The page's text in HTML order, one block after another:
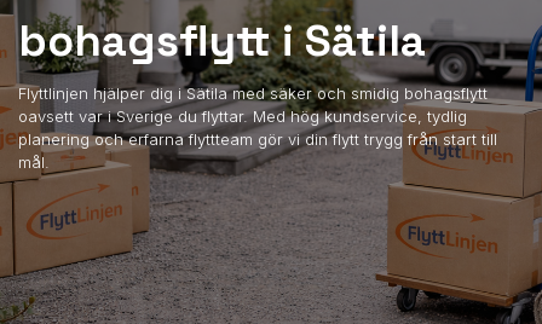
bohagsflytt i Sätila
Flyttlinjen hjälper dig i Sätila med säker och smidig bohagsflytt
oavsett var i Sverige du flyttar. Med hög kundservice, tydlig
planering och erfarna flyttteam gör vi din flytt trygg från start till
mål.